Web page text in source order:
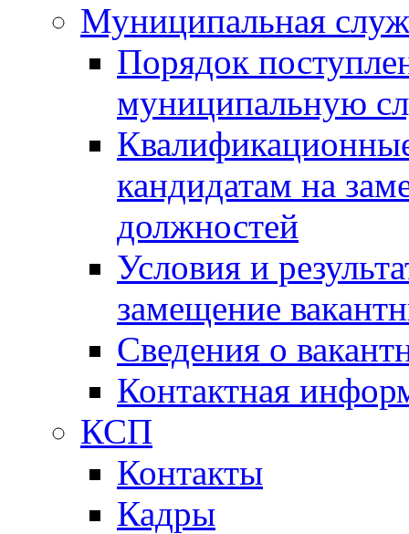
Муниципальная
Порядок
муниципальную
кандидатам на
должностей
Условия и
замещение
Сведения о
Контактная
КСП
Контакты
Кадры